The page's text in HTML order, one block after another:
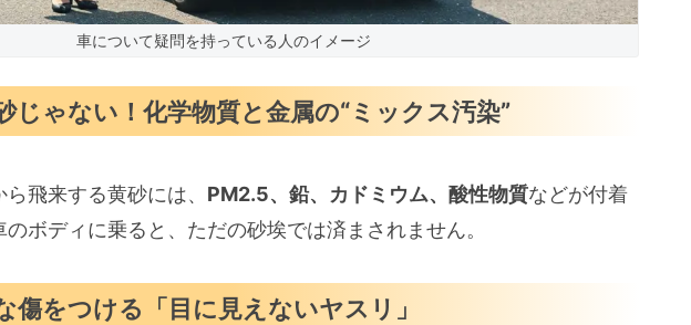
車について疑問を持っている人のイメージ
じゃない！化学物質と金属の“ミックス汚染”
飛来する黄砂には、 PM2.5、鉛、カドミウム、酸性物質などが付着
ボディに乗ると、ただの砂埃では済まされません。
傷をつける「目に見えないヤスリ」